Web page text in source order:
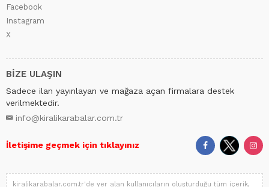
Facebook
Instagram
X
BİZE ULAŞIN
Sadece ilan yayınlayan ve mağaza açan firmalara destek
verilmektedir.
info@kiralikarabalar.com.tr
İletişime geçmek için tıklayınız
kiralikarabalar.com.tr'de yer alan kullanıcıların oluşturduğu tüm içerik,